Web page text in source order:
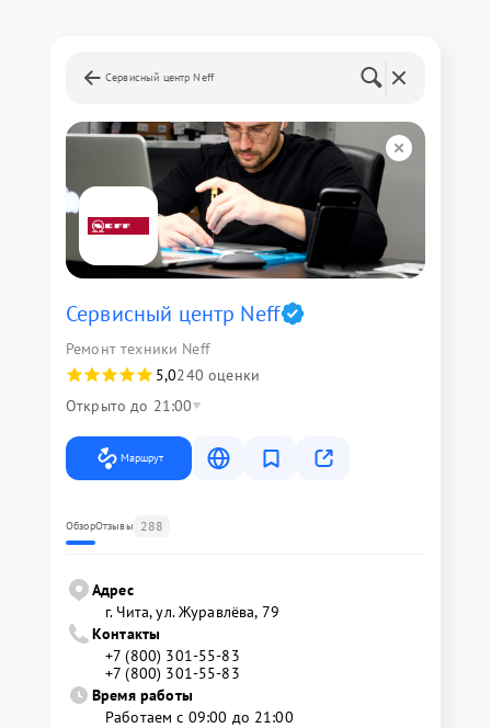
Сервисный центр Neff
Сервисный центр Neff
Ремонт техники Neff
5,0240 оценки
Открыто до 21:00
Маршрут
ОбзорОтзывы 288
Адрес
г. Чита, ул. Журавлёва, 79
Контакты
+7 (800) 301-55-83
+7 (800) 301-55-83
Время работы
Работаем с 09:00 до 21:00